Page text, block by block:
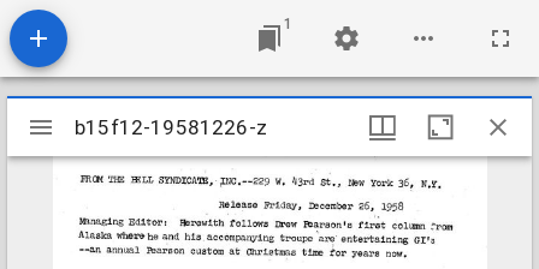
1
Mirador
viewer
b15f12-19581226-z
b15f12-19581226-z